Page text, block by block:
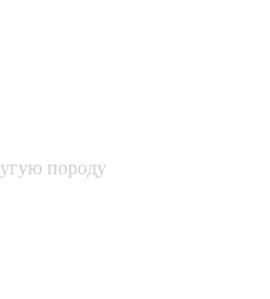
породу